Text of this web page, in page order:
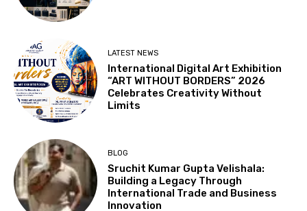
LATEST NEWS
International Digital Art Exhibition
“ART WITHOUT BORDERS” 2026
Celebrates Creativity Without
Limits
BLOG
Sruchit Kumar Gupta Velishala:
Building a Legacy Through
International Trade and Business
Innovation